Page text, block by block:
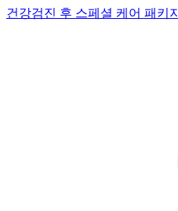
건강검진 후 스페셜 케어 패키지